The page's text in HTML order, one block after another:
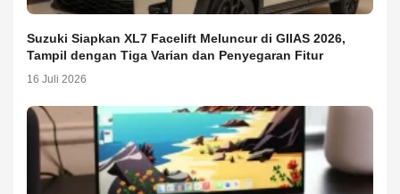
Suzuki Siapkan XL7 Facelift Meluncur di GIIAS 2026,
Tampil dengan Tiga Varian dan Penyegaran Fitur
16 Juli 2026